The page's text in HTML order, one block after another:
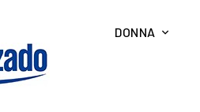
DONNA